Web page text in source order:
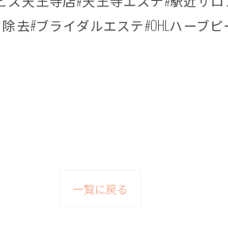
去#ブライダルエステ#OHLハーブ
一覧に戻る